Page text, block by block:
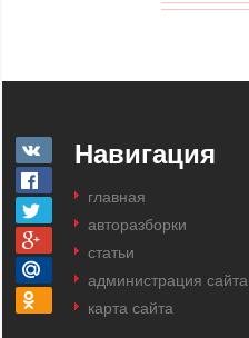
Навигация
главная
авторазборки
статьи
администрация сайта
карта сайта